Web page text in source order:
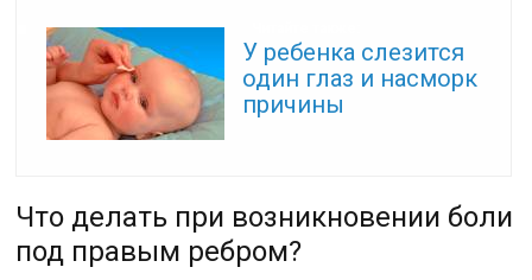
У ребенка слезится
один глаз и насморк
причины
Что делать при возникновении боли
под правым ребром?